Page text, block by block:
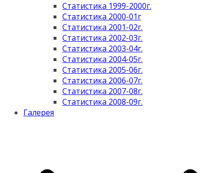
Статистика 1999-2000г.
Статистика 2000-01г
Статистика 2001-02г.
Статистика 2002-03г.
Статистика 2003-04г.
Статистика 2004-05г.
Статистика 2005-06г.
Статистика 2006-07г.
Статистика 2007-08г.
Статистика 2008-09г.
Галерея